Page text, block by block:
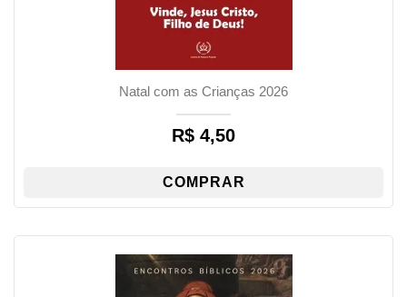
Natal com as Crianças 2026
R$ 4,50
COMPRAR